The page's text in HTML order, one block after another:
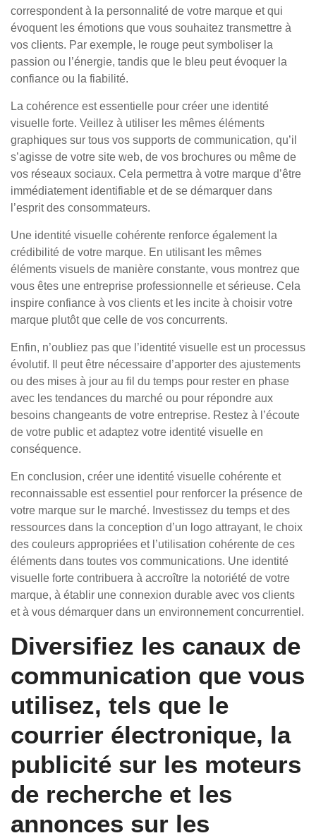
correspondent à la personnalité de votre marque et qui
évoquent les émotions que vous souhaitez transmettre à
vos clients. Par exemple, le rouge peut symboliser la
passion ou l’énergie, tandis que le bleu peut évoquer la
confiance ou la fiabilité.
La cohérence est essentielle pour créer une identité
visuelle forte. Veillez à utiliser les mêmes éléments
graphiques sur tous vos supports de communication, qu’il
s’agisse de votre site web, de vos brochures ou même de
vos réseaux sociaux. Cela permettra à votre marque d’être
immédiatement identifiable et de se démarquer dans
l’esprit des consommateurs.
Une identité visuelle cohérente renforce également la
crédibilité de votre marque. En utilisant les mêmes
éléments visuels de manière constante, vous montrez que
vous êtes une entreprise professionnelle et sérieuse. Cela
inspire confiance à vos clients et les incite à choisir votre
marque plutôt que celle de vos concurrents.
Enfin, n’oubliez pas que l’identité visuelle est un processus
évolutif. Il peut être nécessaire d’apporter des ajustements
ou des mises à jour au fil du temps pour rester en phase
avec les tendances du marché ou pour répondre aux
besoins changeants de votre entreprise. Restez à l’écoute
de votre public et adaptez votre identité visuelle en
conséquence.
En conclusion, créer une identité visuelle cohérente et
reconnaissable est essentiel pour renforcer la présence de
votre marque sur le marché. Investissez du temps et des
ressources dans la conception d’un logo attrayant, le choix
des couleurs appropriées et l’utilisation cohérente de ces
éléments dans toutes vos communications. Une identité
visuelle forte contribuera à accroître la notoriété de votre
marque, à établir une connexion durable avec vos clients
et à vous démarquer dans un environnement concurrentiel.
Diversifiez les canaux de
communication que vous
utilisez, tels que le
courrier électronique, la
publicité sur les moteurs
de recherche et les
annonces sur les